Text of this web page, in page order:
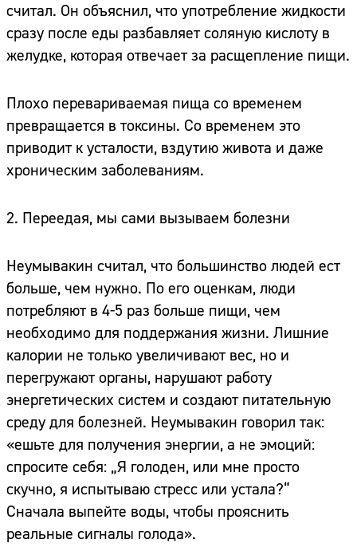
считал. Он объяснил, что употребление жидкости
сразу после еды разбавляет соляную кислоту в
желудке, которая отвечает за расщепление пищи.
Плохо перевариваемая пища со временем
превращается в токсины. Со временем это
приводит к усталости, вздутию живота и даже
хроническим заболеваниям.
2. Переедая, мы сами вызываем болезни
Неумывакин считал, что большинство людей ест
больше, чем нужно. По его оценкам, люди
потребляют в 4-5 раз больше пищи, чем
необходимо для поддержания жизни. Лишние
калории не только увеличивают вес, но и
перегружают органы, нарушают работу
энергетических систем и создают питательную
среду для болезней. Неумывакин говорил так:
«ешьте для получения энергии, а не эмоций:
спросите себя: „Я голоден, или мне просто
скучно, я испытываю стресс или устала?“
Сначала выпейте воды, чтобы прояснить
реальные сигналы голода».